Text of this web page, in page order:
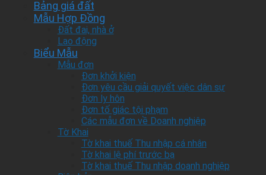
Bảng giá đất
Mẫu Hợp Đồng
Đất đai, nhà ở
Lao động
Biểu Mẫu
Mẫu đơn
Đơn khởi kiện
Đơn yêu cầu giải quyết việc dân sự
Đơn ly hôn
Đơn tố giác tội phạm
Các mẫu đơn về Doanh nghiệp
Tờ Khai
Tờ khai thuế Thu nhập cá nhân
Tờ khai lệ phí trước bạ
Tờ khai thuế Thu nhập doanh nghiệp